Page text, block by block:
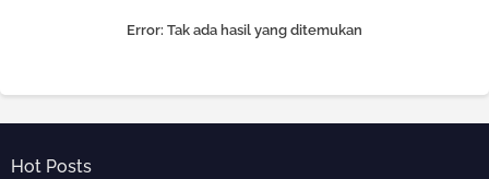
Error: Tak ada hasil yang ditemukan
Hot Posts